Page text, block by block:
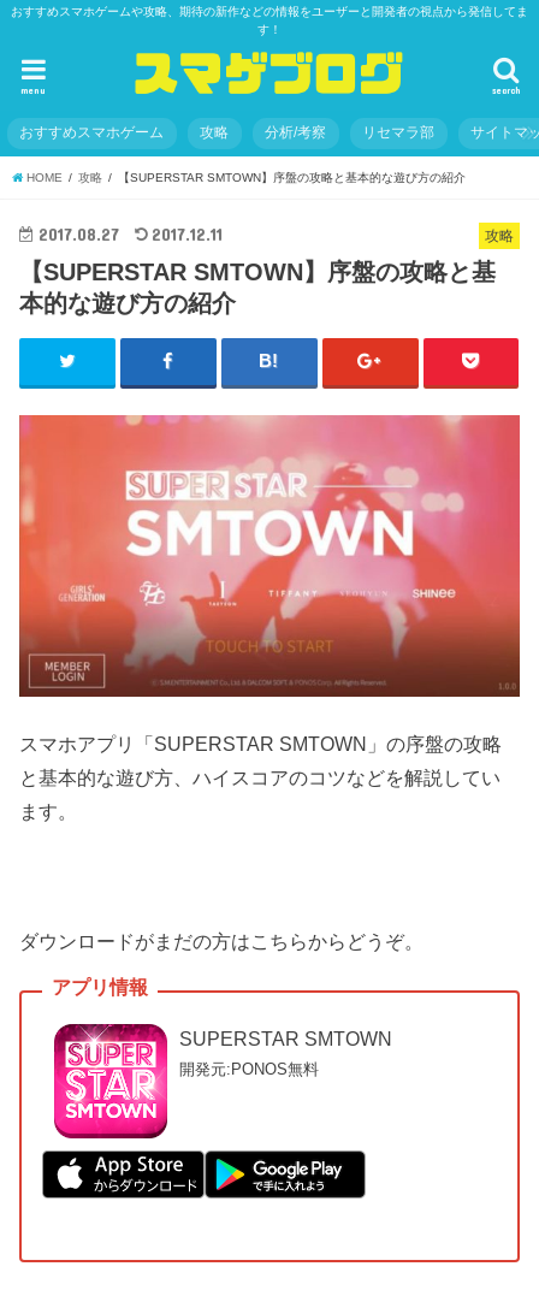
おすすめスマホゲームや攻略、期待の新作などの情報をユーザーと開発者の視点から発信してま
す！
search
menu
おすすめスマホゲーム 攻略 分析/考察 リセマラ部 サイトマ
HOME 攻略 【SUPERSTAR SMTOWN】序盤の攻略と基本的な遊び方の紹介
攻略
2017.08.27 2017.12.11
【SUPERSTAR SMTOWN】序盤の攻略と基
本的な遊び方の紹介
スマホアプリ「SUPERSTAR SMTOWN」の序盤の攻略
と基本的な遊び方、ハイスコアのコツなどを解説してい
ます。
ダウンロードがまだの方はこちらからどうぞ。
SUPERSTAR SMTOWN
開発元:PONOS無料